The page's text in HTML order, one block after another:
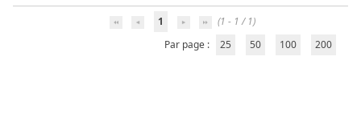
1
(1 - 1 / 1)
Par page :
25 50 100 200